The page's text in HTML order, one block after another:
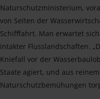
Naturschutzministerium,
von Seiten der
Schifffahrt. Man erwartet
intakter Flusslandschaften.
Kniefall vor der
Staate agiert, und aus
Naturschutzbemühungen